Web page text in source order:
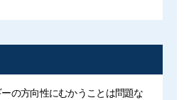
の方向性にむかうことは問題な